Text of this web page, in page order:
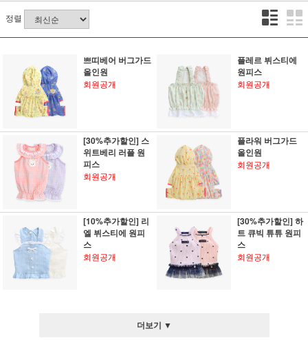
정렬
쁘띠베어 버그가드
올인원
회원공개
플레르 뷔스티에
원피스
회원공개
[30%추가할인] 스
위트베리 러플 원
피스
회원공개
플라워 버그가드
올인원
회원공개
[10%추가할인] 리
엘 뷔스티에 원피
스
회원공개
[30%추가할인] 하
트 큐빅 튜튜 원피
스
회원공개
더보기 ▼